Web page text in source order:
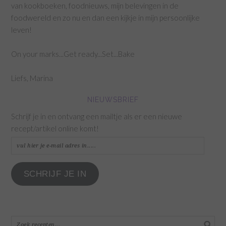
van kookboeken, foodnieuws, mijn belevingen in de
foodwereld en zo nu en dan een kijkje in mijn persoonlijke
leven!
On your marks...Get ready...Set...Bake
Liefs, Marina
NIEUWSBRIEF
Schrijf je in en ontvang een mailtje als er een nieuwe
recept/artikel online komt!
vul
je
e-
SCHRIJF JE IN